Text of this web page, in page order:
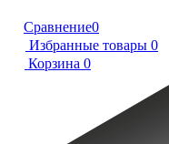
Сравнение0
Избранные товары 0
Корзина 0